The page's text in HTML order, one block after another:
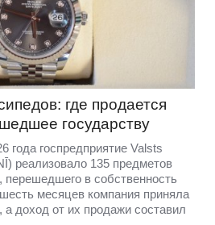
где продается
государству
года госпредприятие Valsts
реализовало 135 предметов
в собственность
месяцев компания приняла
а доход от их продажи составил